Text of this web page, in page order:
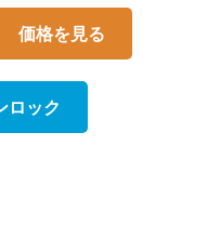
価格を見る
ロック